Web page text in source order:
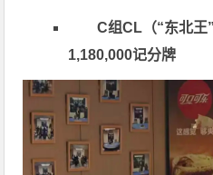
C组CL（“东北
1,180,000记分牌